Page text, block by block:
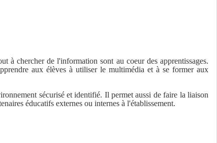
à chercher de l'information sont au coeur des apprentissages.
aux élèves à utiliser le multimédia et à se former aux
sécurisé et identifié. Il permet aussi de faire la liaison
éducatifs externes ou internes à l'établissement.